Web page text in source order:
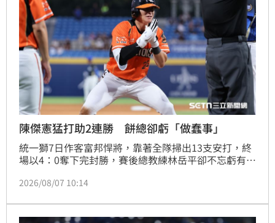
陳傑憲猛打助2連勝 餅總卻虧「做蠢事」
統一獅7日作客富邦悍將，靠著全隊掃出13支安打，終
場以4：0奪下完封勝，賽後總教練林岳平卻不忘虧有猛
說不然他怎麼可能做「這麼蠢」的事情。
2026/08/07 10:14